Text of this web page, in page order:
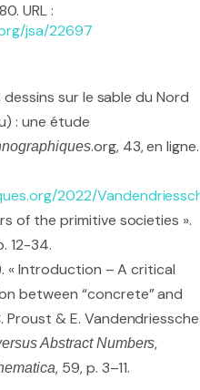
URL :
jsa/22697
dessins sur le sable du Nord
: une étude
.org, 43, en ligne.
2022/
of the primitive societies ».
12-34.
« Introduction – A critical
between “concrete” and
Proust & E. Vandendriessche
Abstract Numbers,
, 59, p. 3–11.